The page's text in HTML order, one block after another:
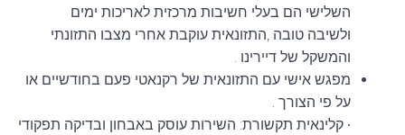
השלישי הם בעלי חשיבות מרכזית לאריכות ימים
ולשיבה טובה ,התזונאית עוקבת אחרי מצבו התזונתי
והמשקל של דיירינו .
מפגש אישי עם התזונאית של רקנאטי פעם בחודשיים או
על פי הצורך .
• קלינאית תקשורת: השירות עוסק באבחון ובדיקה תפקודי